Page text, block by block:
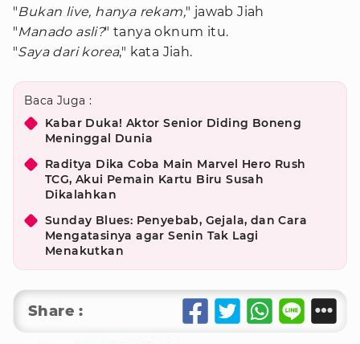
"Bukan live, hanya rekam," jawab Jiah
"Manado asli?" tanya oknum itu.
"Saya dari korea," kata Jiah.
Baca Juga :
Kabar Duka! Aktor Senior Diding Boneng
Meninggal Dunia
Raditya Dika Coba Main Marvel Hero Rush
TCG, Akui Pemain Kartu Biru Susah
Dikalahkan
Sunday Blues: Penyebab, Gejala, dan Cara
Mengatasinya agar Senin Tak Lagi
Menakutkan
Share :